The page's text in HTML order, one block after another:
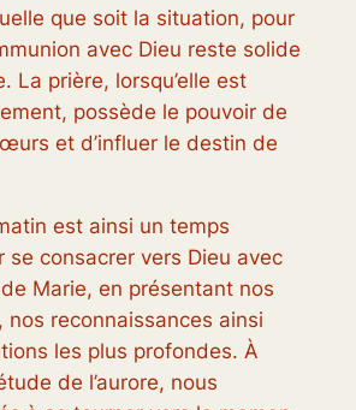
que soit la situation, pour
avec Dieu reste solide
La prière, lorsqu’elle est
possède le pouvoir de
et d’influer le destin de
est ainsi un temps
se consacrer vers Dieu avec
de Marie, en présentant nos
nos reconnaissances ainsi
les plus profondes. À
de l’aurore, nous